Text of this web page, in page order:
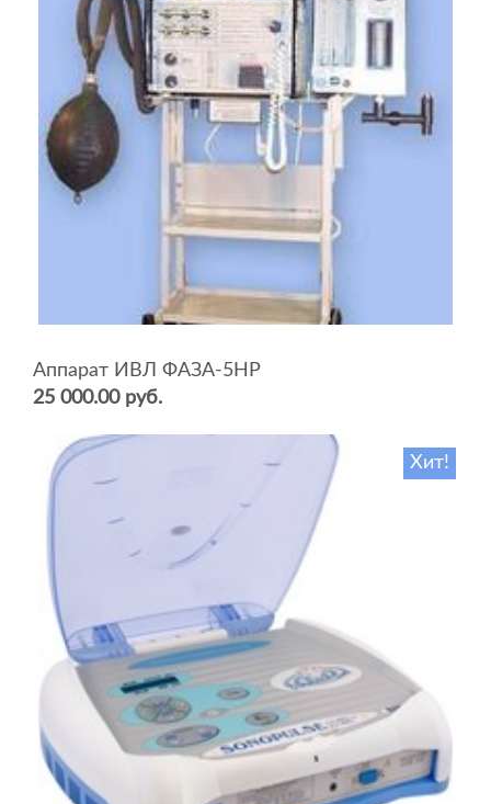
Аппарат ИВЛ ФАЗА-5НР
25 000.00 руб.
Хит!